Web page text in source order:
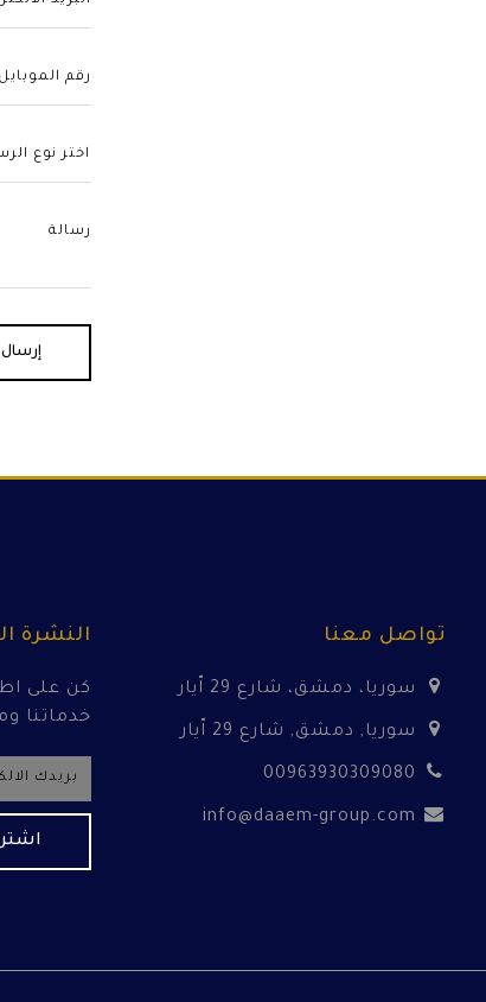
إرسال
تواصل معنا
سوريا، دمشق، شارع 29 اّيار
سوريا, دمشق, شارع 29 اّيار
00963930309080
النشرة
كن على
خدماتنا